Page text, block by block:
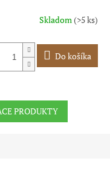
Skladom(>5 ks)
Do košíka
PRODUKTY